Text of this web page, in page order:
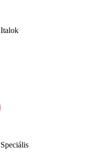
Italok
Speciális